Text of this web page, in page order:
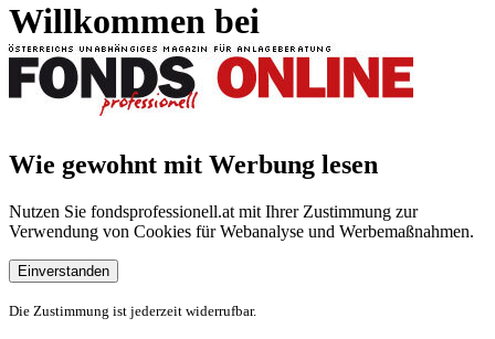
Willkommen bei
Wie gewohnt mit Werbung lesen
Nutzen Sie fondsprofessionell.at mit Ihrer Zustimmung zur
Verwendung von Cookies für Webanalyse und Werbemaßnahmen.
Einverstanden
Die Zustimmung ist jederzeit widerrufbar.